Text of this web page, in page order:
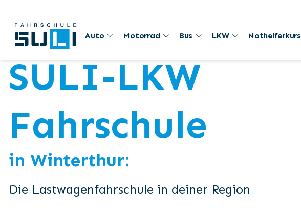
Auto Motorrad Bus LKW Nothelferkurs
SULI-LKW
Fahrschule
in Winterthur:
Die Lastwagenfahrschule in deiner Region